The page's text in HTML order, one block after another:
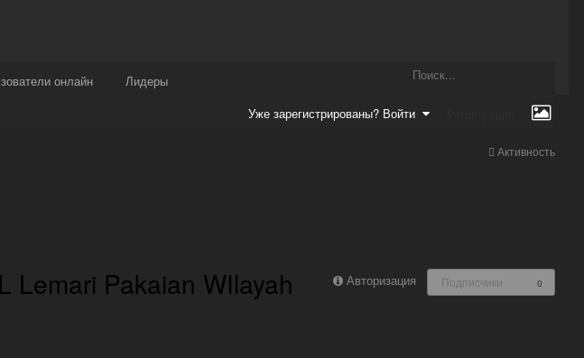
онлайн Лидеры
Больше
Уже зарегистрированы? Войти
Активность
Авторизация Подписчики 0
Lemari Pakaian WIlayah